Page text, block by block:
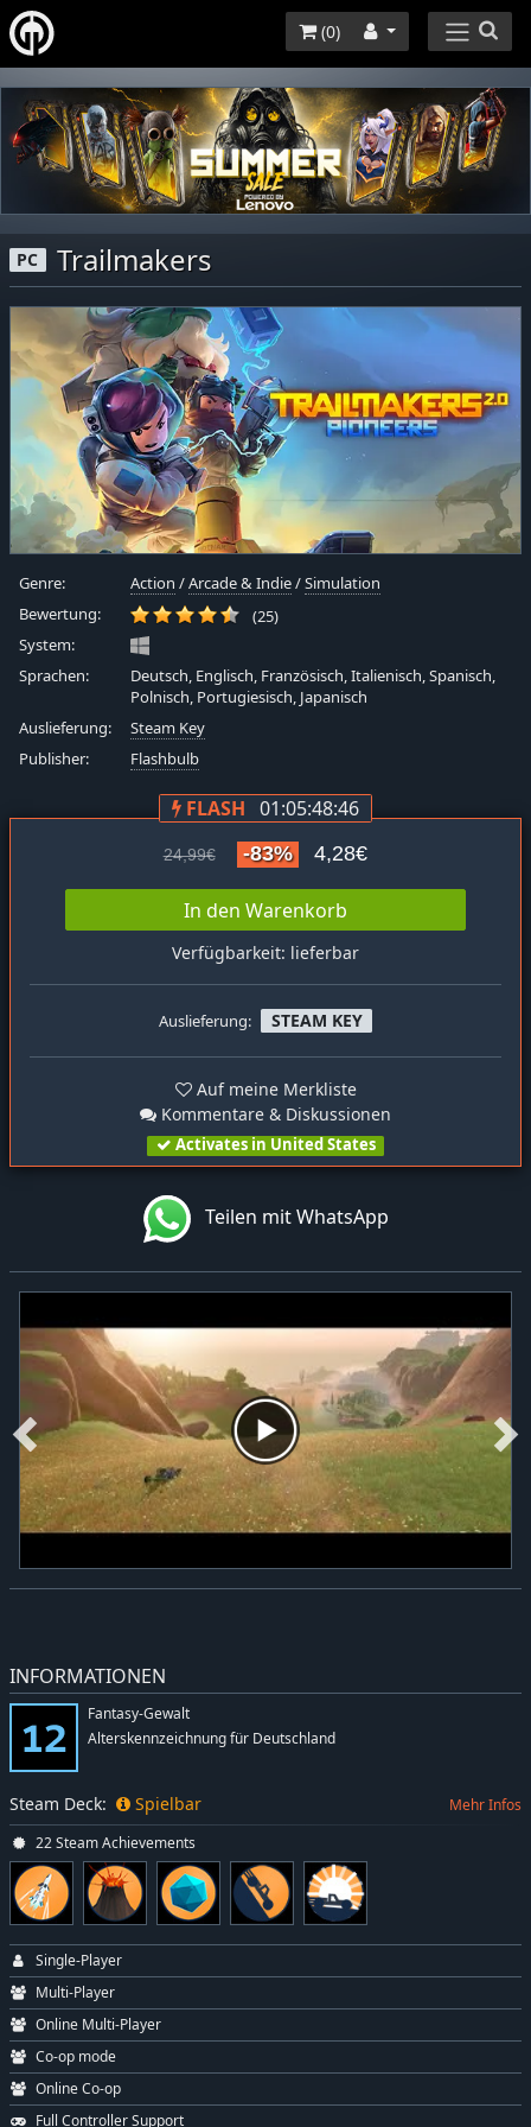
(0)
PC Trailmakers
Genre: Action /Arcade & Indie/Simulation
Bewertung:
(25)
System:
Sprachen:
Deutsch, Englisch, Französisch, Italienisch, Spanisch,
Polnisch, Portugiesisch, Japanisch
Auslieferung:
Steam Key
Publisher:
Flashbulb
FLASH 01:05:48:45
24,99€ -83% 4,28€
In den Warenkorb
Verfügbarkeit: lieferbar
Auslieferung: STEAM KEY
Auf meine Merkliste
Kommentare & Diskussionen
Activates in United States
Teilen mit WhatsApp
INFORMATIONEN
Fantasy-Gewalt
Alterskennzeichnung für Deutschland
Steam Deck: Spielbar Mehr Infos
22 Steam Achievements
Single-Player
Multi-Player
Online Multi-Player
Co-op mode
Online Co-op
Full Controller Support